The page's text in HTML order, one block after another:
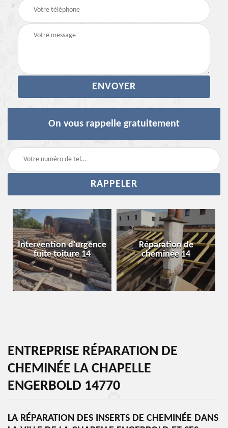
On vous rappelle gratuitement
Intervention d'urgence
fuite toiture 14
Réparation de
cheminée 14
ENTREPRISE RÉPARATION DE
CHEMINÉE LA CHAPELLE
ENGERBOLD 14770
LA RÉPARATION DES INSERTS DE CHEMINÉE DANS